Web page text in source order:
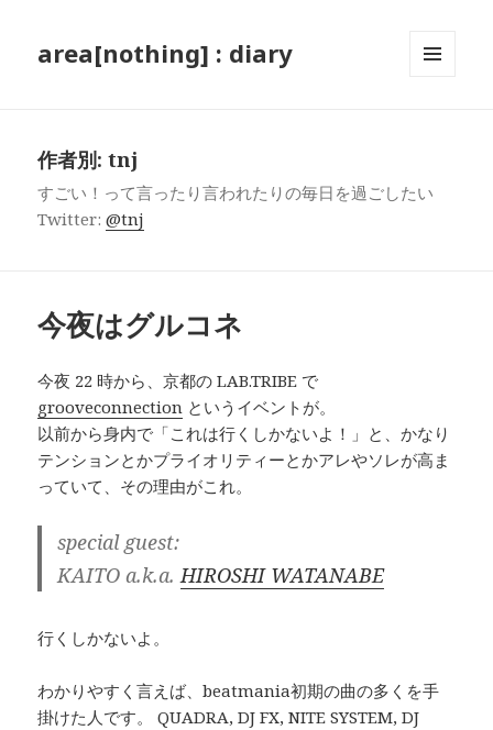
area[nothing] : diary
作者別:tnj
すごい！って言ったり言われたりの毎日を過ごしたい
Twitter:@tnj
今夜はグルコネ
今夜 22 時から、京都の LAB.TRIBE で
grooveconnection というイベントが。
以前から身内で「これは行くしかないよ！」と、かなり
テンションとかプライオリティーとかアレやソレが高ま
っていて、その理由がこれ。
special guest:
KAITO a.k.a.HIROSHI WATANABE
行くしかないよ。
わかりやすく言えば、beatmania初期の曲の多くを手
掛けた人です。 QUADRA, DJ FX, NITE SYSTEM, DJ